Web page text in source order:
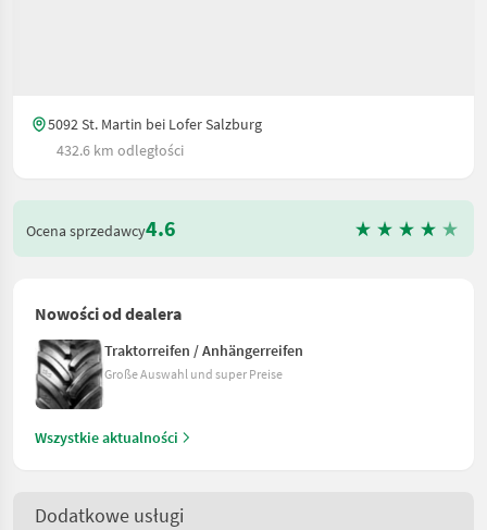
5092 St. Martin bei Lofer Salzburg
432.6 km odległości
Ocena sprzedawcy4.6
Nowości od dealera
Traktorreifen / Anhängerreifen
Große Auswahl und super Preise
Wszystkie aktualności
Dodatkowe usługi